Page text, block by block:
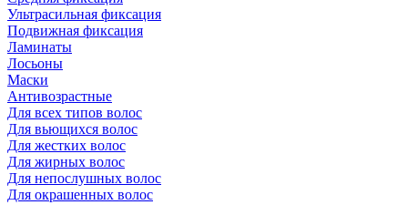
Ультрасильная фиксация
Подвижная фиксация
Ламинаты
Лосьоны
Маски
Антивозрастные
Для всех типов волос
Для вьющихся волос
Для жестких волос
Для жирных волос
Для непослушных волос
Для окрашенных волос